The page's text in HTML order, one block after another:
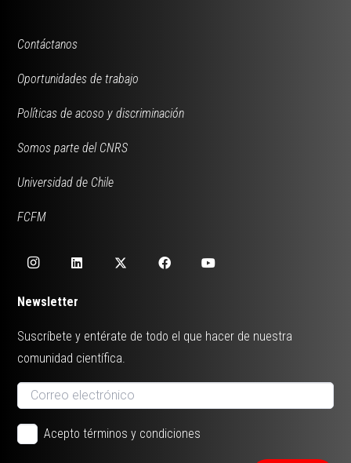
Contáctanos
Oportunidades de trabajo
Políticas de acoso y discriminación
Somos parte del CNRS
Universidad de Chile
FCFM
Newsletter
Suscríbete y entérate de todo el que hacer de nuestra
comunidad científica.
Acepto términos y condiciones